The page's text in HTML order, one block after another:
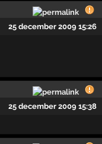
25 december 2009 15:26
25 december 2009 15:38